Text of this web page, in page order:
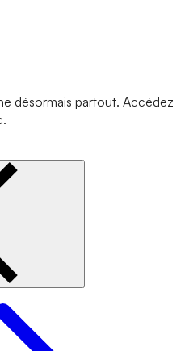
désormais partout. Accédez